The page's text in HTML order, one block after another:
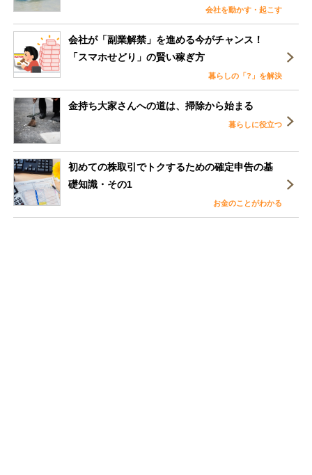
会社を動かす・起こす
会社が「副業解禁」を進める今がチャンス！
「スマホせどり」の賢い稼ぎ方
暮らしの「?」を解決
金持ち大家さんへの道は、掃除から始まる
暮らしに役立つ
初めての株取引でトクするための確定申告の基
礎知識・その1
お金のことがわかる